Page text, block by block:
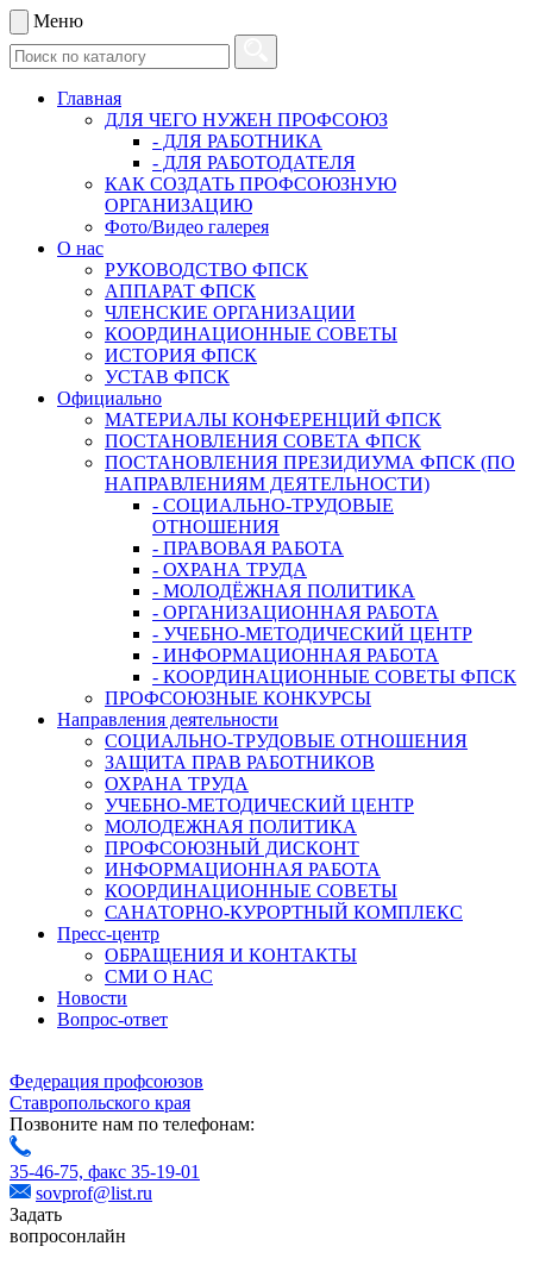
Меню
Главная
ДЛЯ ЧЕГО НУЖЕН ПРОФСОЮЗ
- ДЛЯ РАБОТНИКА
- ДЛЯ РАБОТОДАТЕЛЯ
КАК СОЗДАТЬ ПРОФСОЮЗНУЮ
ОРГАНИЗАЦИЮ
Фото/Видео галерея
О нас
РУКОВОДСТВО ФПСК
АППАРАТ ФПСК
ЧЛЕНСКИЕ ОРГАНИЗАЦИИ
КООРДИНАЦИОННЫЕ СОВЕТЫ
ИСТОРИЯ ФПСК
УСТАВ ФПСК
Официально
МАТЕРИАЛЫ КОНФЕРЕНЦИЙ ФПСК
ПОСТАНОВЛЕНИЯ СОВЕТА ФПСК
ПОСТАНОВЛЕНИЯ ПРЕЗИДИУМА ФПСК (ПО
НАПРАВЛЕНИЯМ ДЕЯТЕЛЬНОСТИ)
- СОЦИАЛЬНО-ТРУДОВЫЕ
ОТНОШЕНИЯ
- ПРАВОВАЯ РАБОТА
- ОХРАНА ТРУДА
- МОЛОДЁЖНАЯ ПОЛИТИКА
- ОРГАНИЗАЦИОННАЯ РАБОТА
- УЧЕБНО-МЕТОДИЧЕСКИЙ ЦЕНТР
- ИНФОРМАЦИОННАЯ РАБОТА
- КООРДИНАЦИОННЫЕ СОВЕТЫ ФПСК
ПРОФСОЮЗНЫЕ КОНКУРСЫ
Направления деятельности
СОЦИАЛЬНО-ТРУДОВЫЕ ОТНОШЕНИЯ
ЗАЩИТА ПРАВ РАБОТНИКОВ
ОХРАНА ТРУДА
УЧЕБНО-МЕТОДИЧЕСКИЙ ЦЕНТР
МОЛОДЕЖНАЯ ПОЛИТИКА
ПРОФСОЮЗНЫЙ ДИСКОНТ
ИНФОРМАЦИОННАЯ РАБОТА
КООРДИНАЦИОННЫЕ СОВЕТЫ
САНАТОРНО-КУРОРТНЫЙ КОМПЛЕКС
Пресс-центр
ОБРАЩЕНИЯ И КОНТАКТЫ
СМИ О НАС
Новости
Вопрос-ответ
Федерация профсоюзов
Ставропольского края
Позвоните нам по телефонам:
35-46-75, факс 35-19-01
sovprof@list.ru
Задать
вопросонлайн